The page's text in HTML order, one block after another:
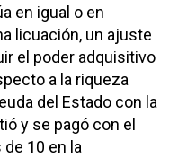
en igual o en
licuación, un ajuste
el poder adquisitivo
a la riqueza
del Estado con la
y se pagó con el
10 en la